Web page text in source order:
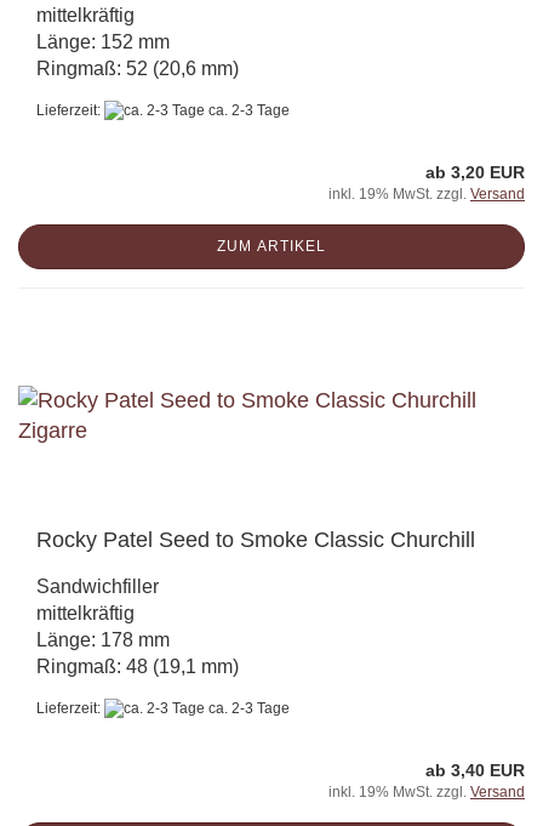
mittelkräftig
Länge: 152 mm
Ringmaß: 52 (20,6 mm)
Lieferzeit: ca. 2-3 Tage
ab 3,20 EUR
inkl. 19% MwSt. zzgl. Versand
ZUM ARTIKEL
Rocky Patel Seed to Smoke Classic Churchill
Sandwichfiller
mittelkräftig
Länge: 178 mm
Ringmaß: 48 (19,1 mm)
Lieferzeit: ca. 2-3 Tage
ab 3,40 EUR
inkl. 19% MwSt. zzgl. Versand